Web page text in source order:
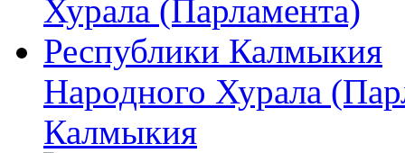
Народного Хурала
Калмыкия